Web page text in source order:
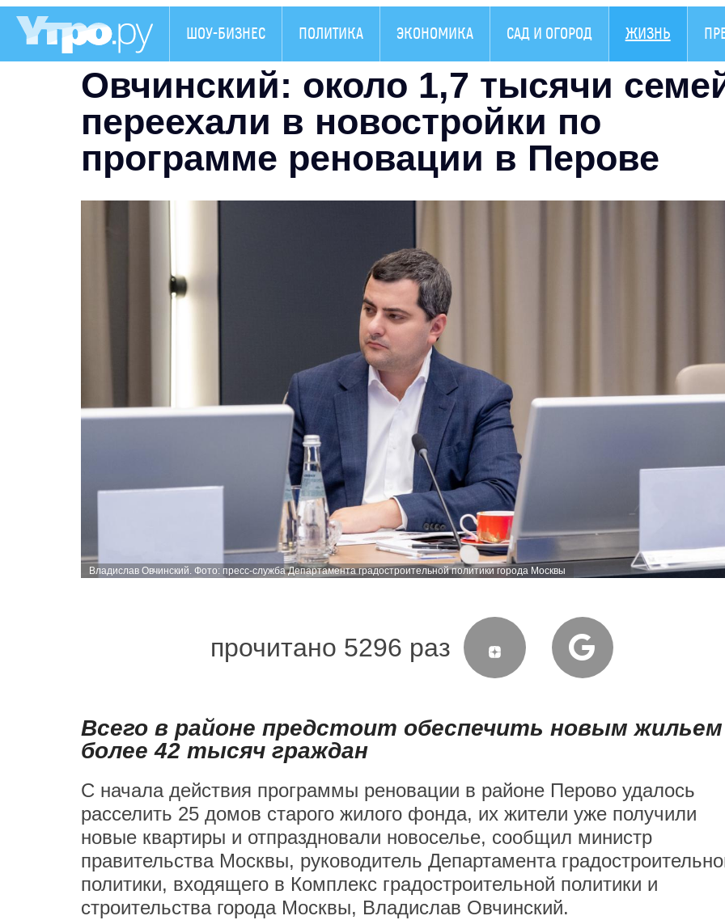
ШОУ-БИЗНЕС ПОЛИТИКА ЭКОНОМИКА САД И ОГОРОД ЖИЗНЬ
Овчинский: около 1,7 тысячи
переехали в новостройки по
программе реновации в Перове
Владислав Овчинский. Фото: пресс-служба Департамента градостроительной политики города Москвы
прочитано 5296 раз
Всего в районе предстоит обеспечить новым жильем
более 42 тысяч граждан
С начала действия программы реновации в районе Перово удалось
расселить 25 домов старого жилого фонда, их жители уже получили
новые квартиры и отпраздновали новоселье, сообщил министр
правительства Москвы, руководитель Департамента
политики, входящего в Комплекс градостроительной политики и
строительства города Москвы, Владислав Овчинский.